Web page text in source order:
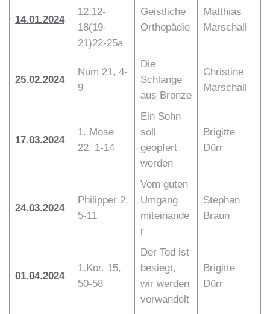
14.01.2024
12,12-
18(19-
21)22-25a
Geistliche
Orthopädie
Matthias
Marschall
25.02.2024
Num 21, 4-
9
Die
Schlange
aus Bronze
Christine
Marschall
17.03.2024
1. Mose
22, 1-14
Ein Sohn
soll
geopfert
werden
Brigitte
Dürr
24.03.2024
Philipper 2,
5-11
Vom guten
Umgang
miteinande
r
Stephan
Braun
01.04.2024
1.Kor. 15,
50-58
Der Tod ist
besiegt,
wir werden
verwandelt
Brigitte
Dürr